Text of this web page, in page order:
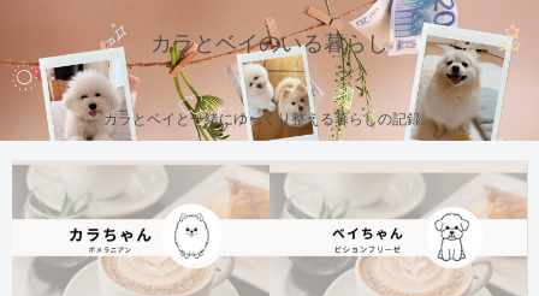
カラとベイのいる暮らし
カラとベイと一緒にゆっくり整える暮らしの記録。